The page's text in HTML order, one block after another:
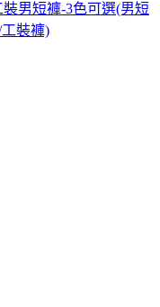
男短褲-3色可選(男短
裝褲)